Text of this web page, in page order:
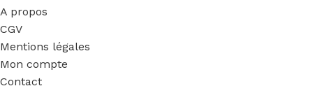
A propos
CGV
Mentions légales
Mon compte
Contact